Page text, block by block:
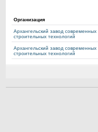
Организация
Архангельский завод современных
строительных технологий
Архангельский завод современных
строительных технологий